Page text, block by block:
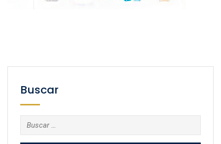
Buscar
Buscar: